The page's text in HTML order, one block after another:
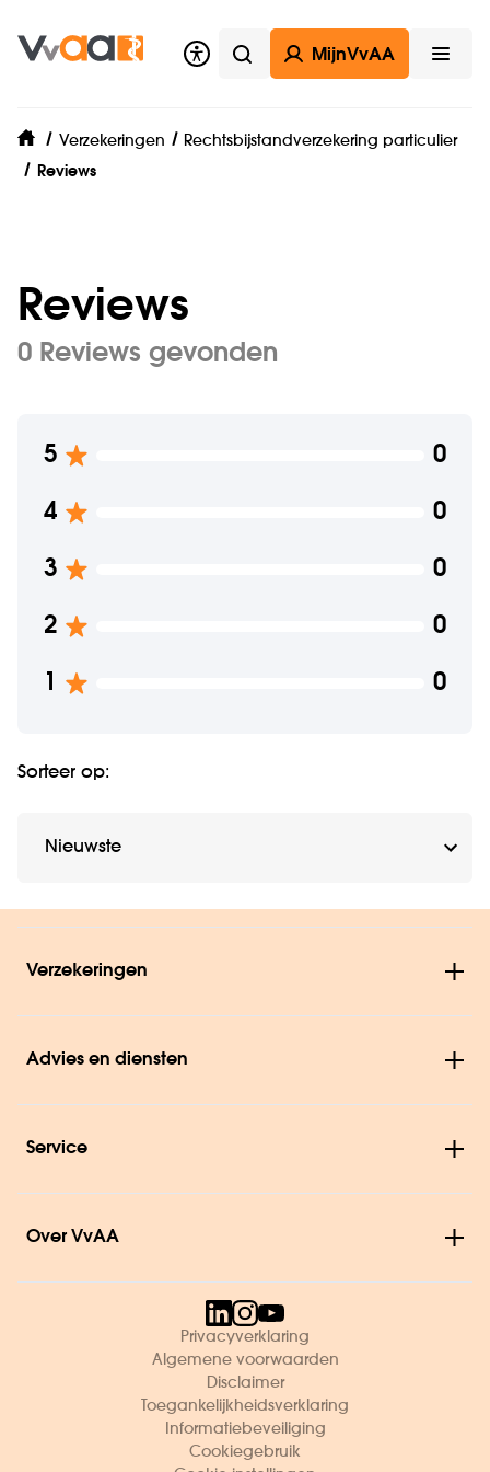
Zoeken
MijnVvAA
home
Verzekeringen
Rechtsbijstandverzekering particulier
Reviews
Reviews
0 Reviews gevonden
5 0
4 0
3 0
2 0
0
Sorteer op:
Verzekeringen
Advies en diensten
Service
Over VvAA
Privacyverklaring
Algemene voorwaarden
Disclaimer
Toegankelijkheidsverklaring
Informatiebeveiliging
Cookiegebruik